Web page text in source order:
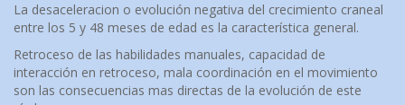
La desaceleracion o evolución negativa del crecimiento craneal
entre los 5 y 48 meses de edad es la característica general.
Retroceso de las habilidades manuales, capacidad de
interacción en retroceso, mala coordinación en el movimiento
son las consecuencias mas directas de la evolución de este